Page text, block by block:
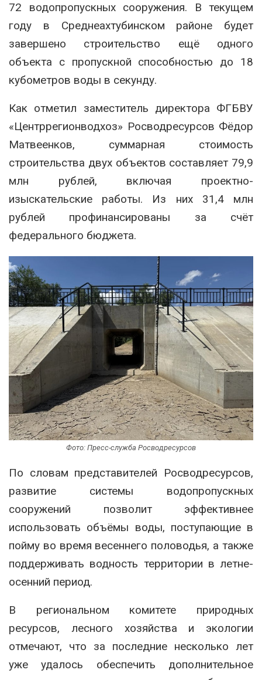
72 водопропускных сооружения. В текущем
году в Среднеахтубинском районе будет
завершено строительство ещё одного
объекта с пропускной способностью до 18
кубометров воды в секунду.
Как отметил заместитель директора ФГБВУ
«Центррегионводхоз» Росводресурсов Фёдор
Матвеенков, суммарная стоимость
строительства двух объектов составляет 79,9
млн рублей, включая проектно-
изыскательские работы. Из них 31,4 млн
рублей профинансированы за счёт
федерального бюджета.
Фото: Пресс-служба Росводресурсов
По словам представителей Росводресурсов,
развитие системы водопропускных
сооружений позволит эффективнее
использовать объёмы воды, поступающие в
пойму во время весеннего половодья, а также
поддерживать водность территории в летне-
осенний период.
В региональном комитете природных
ресурсов, лесного хозяйства и экологии
отмечают, что за последние несколько лет
уже удалось обеспечить дополнительное